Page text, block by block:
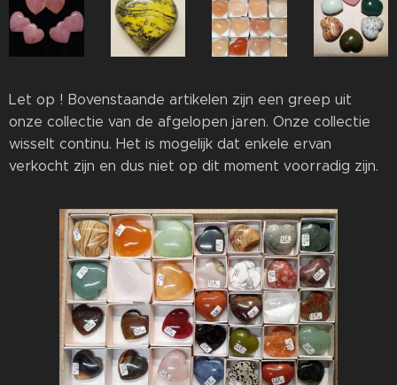
Let op ! Bovenstaande artikelen zijn een greep uit
onze collectie van de afgelopen jaren. Onze collectie
wisselt continu. Het is mogelijk dat enkele ervan
verkocht zijn en dus niet op dit moment voorradig zijn.